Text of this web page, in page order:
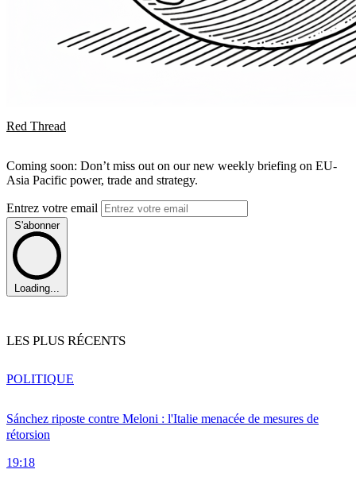
Red Thread
Coming soon: Don’t miss out on our new weekly briefing on EU-
Asia Pacific power, trade and strategy.
Entrez votre email
S'abonner
Loading...
LES PLUS RÉCENTS
Sánchez riposte contre Meloni : l'Italie menacée de mesures de
rétorsion
19:18
POLITIQUE